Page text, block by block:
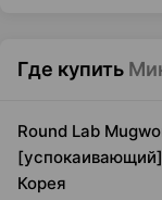
Где купить
Round Lab
Корея